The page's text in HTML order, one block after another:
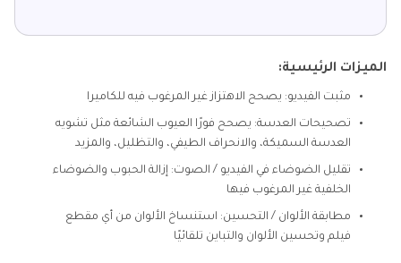
الميزات الرئيسية:
مثبت الفيديو: يصحح الاهتزاز غير المرغوب فيه للكاميرا
تصحيحات العدسة: يصحح فورًا العيوب الشائعة مثل تشويه
العدسة السميكة، والانحراف الطيفي، والتظليل، والمزيد
تقليل الضوضاء في الفيديو / الصوت: إزالة الحبوب والضوضاء
الخلفية غير المرغوب فيها
مطابقة الألوان / التحسين: استنساخ الألوان من أي مقطع
فيلم وتحسين الألوان والتباين تلقائيًا